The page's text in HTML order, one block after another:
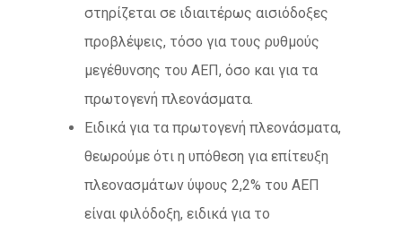
στηρίζεται σε ιδιαιτέρως αισιόδοξες
προβλέψεις, τόσο για τους ρυθμούς
μεγέθυνσης του ΑΕΠ, όσο και για τα
πρωτογενή πλεονάσματα.
Ειδικά για τα πρωτογενή πλεονάσματα,
θεωρούμε ότι η υπόθεση για επίτευξη
πλεονασμάτων ύψους 2,2% του ΑΕΠ
είναι φιλόδοξη, ειδικά για το